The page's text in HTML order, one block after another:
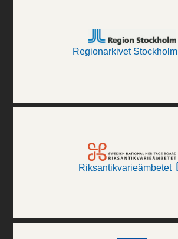
Regionarkivet Stockholm
Riksantikvarieämbetet